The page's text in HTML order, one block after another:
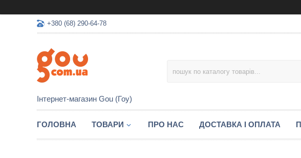
+380 (68) 290-64-78
Інтернет-магазин Gou (Гоу)
ГОЛОВНА ТОВАРИ ПРО НАС ДОСТАВКА І ОПЛАТА